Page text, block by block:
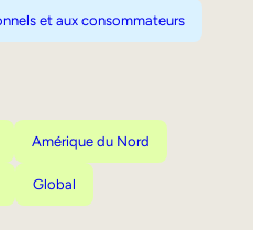
et aux consommateurs
Amérique du Nord
Global